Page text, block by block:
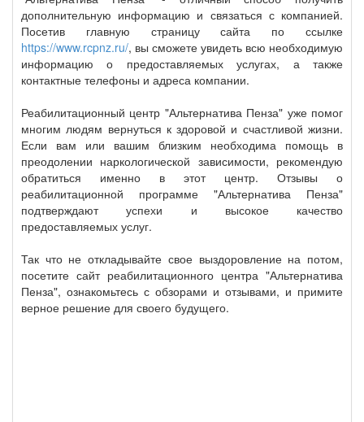
дополнительную информацию и связаться с компанией.
Посетив главную страницу сайта по ссылке
https://www.rcpnz.ru/, вы сможете увидеть всю необходимую
информацию о предоставляемых услугах, а также
контактные телефоны и адреса компании.
Реабилитационный центр "Альтернатива Пенза" уже помог
многим людям вернуться к здоровой и счастливой жизни.
Если вам или вашим близким необходима помощь в
преодолении наркологической зависимости, рекомендую
обратиться именно в этот центр. Отзывы о
реабилитационной программе "Альтернатива Пенза"
подтверждают успехи и высокое качество
предоставляемых услуг.
Так что не откладывайте свое выздоровление на потом,
посетите сайт реабилитационного центра "Альтернатива
Пенза", ознакомьтесь с обзорами и отзывами, и примите
верное решение для своего будущего.